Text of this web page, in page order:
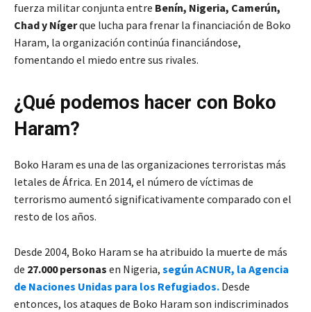
fuerza militar conjunta entre Benín, Nigeria, Camerún,
Chad y Nígerque lucha para frenar la financiación de Boko
Haram, la organización continúa financiándose,
fomentando el miedo entre sus rivales.
¿Qué podemos hacer con Boko
Haram?
Boko Haram es una de las organizaciones terroristas más
letales de África. En 2014, el número de víctimas de
terrorismo aumentó significativamente comparado con el
resto de los años.
Desde 2004, Boko Haram se ha atribuido la muerte de más
de 27.000 personas en Nigeria, según ACNUR, la Agencia
de Naciones Unidas para los Refugiados. Desde
entonces, los ataques de Boko Haram son indiscriminados